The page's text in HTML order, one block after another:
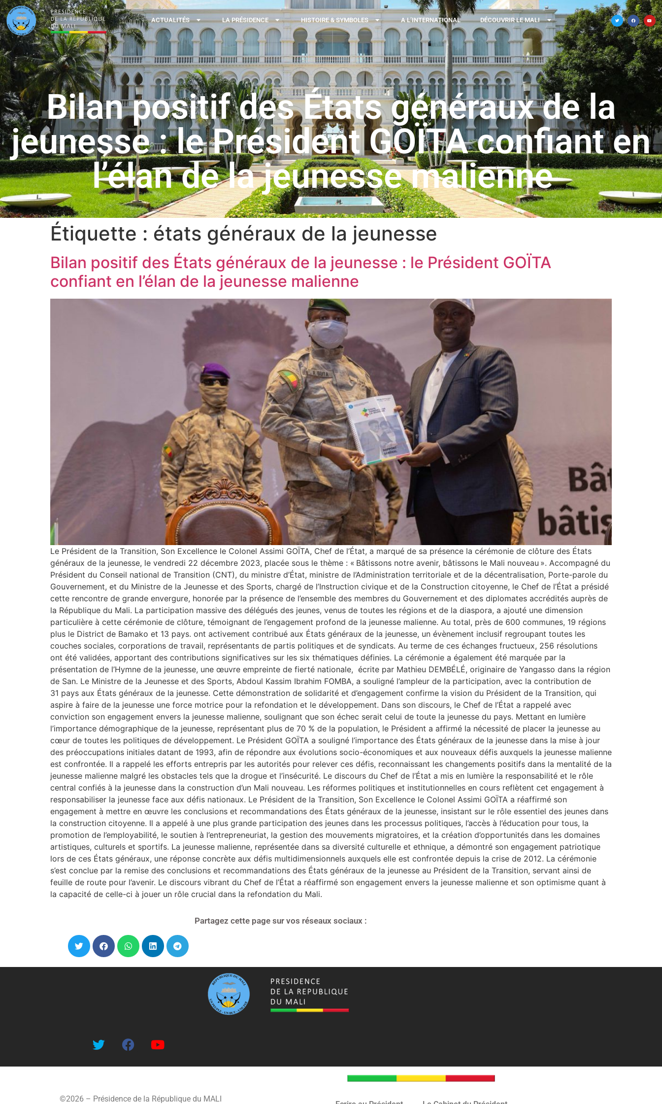
ACTUALITÉS LA PRÉSIDENCE HISTOIRE & SYMBOLES A L’INTERNATIONAL DÉCOUVRIR LE MALI
Bilan positif des États généraux de la
jeunesse : le Président GOÏTA confiant en
l’élan de la jeunesse malienne
Étiquette : états généraux de la jeunesse
Bilan positif des États généraux de la jeunesse : le Président GOÏTA
confiant en l’élan de la jeunesse malienne
Le Président de la Transition, Son Excellence le Colonel Assimi GOÏTA, Chef de l’État, a marqué de sa présence la cérémonie de clôture des États
généraux de la jeunesse, le vendredi 22 décembre 2023, placée sous le thème : « Bâtissons notre avenir, bâtissons le Mali nouveau ». Accompagné du
Président du Conseil national de Transition (CNT), du ministre d’État, ministre de l’Administration territoriale et de la décentralisation, Porte-parole du
Gouvernement, et du Ministre de la Jeunesse et des Sports, chargé de l’Instruction civique et de la Construction citoyenne, le Chef de l’État a présidé
cette rencontre de grande envergure, honorée par la présence de l’ensemble des membres du Gouvernement et des diplomates accrédités auprès de
la République du Mali. La participation massive des délégués des jeunes, venus de toutes les régions et de la diaspora, a ajouté une dimension
particulière à cette cérémonie de clôture, témoignant de l’engagement profond de la jeunesse malienne. Au total, près de 600 communes, 19 régions
plus le District de Bamako et 13 pays. ont activement contribué aux États généraux de la jeunesse, un évènement inclusif regroupant toutes les
couches sociales, corporations de travail, représentants de partis politiques et de syndicats. Au terme de ces échanges fructueux, 256 résolutions
ont été validées, apportant des contributions significatives sur les six thématiques définies. La cérémonie a également été marquée par la
présentation de l’Hymne de la jeunesse, une œuvre empreinte de fierté nationale, écrite par Mathieu DEMBÉLÉ, originaire de Yangasso dans la région
de San. Le Ministre de la Jeunesse et des Sports, Abdoul Kassim Ibrahim FOMBA, a souligné l’ampleur de la participation, avec la contribution de
31 pays aux États généraux de la jeunesse. Cette démonstration de solidarité et d’engagement confirme la vision du Président de la Transition, qui
aspire à faire de la jeunesse une force motrice pour la refondation et le développement. Dans son discours, le Chef de l’État a rappelé avec
conviction son engagement envers la jeunesse malienne, soulignant que son échec serait celui de toute la jeunesse du pays. Mettant en lumière
l’importance démographique de la jeunesse, représentant plus de 70 % de la population, le Président a affirmé la nécessité de placer la jeunesse au
cœur de toutes les politiques de développement. Le Président GOÏTA a souligné l’importance des États généraux de la jeunesse dans la mise à jour
des préoccupations initiales datant de 1993, afin de répondre aux évolutions socio-économiques et aux nouveaux défis auxquels la jeunesse malienne
est confrontée. Il a rappelé les efforts entrepris par les autorités pour relever ces défis, reconnaissant les changements positifs dans la mentalité de la
jeunesse malienne malgré les obstacles tels que la drogue et l’insécurité. Le discours du Chef de l’État a mis en lumière la responsabilité et le rôle
central confiés à la jeunesse dans la construction d’un Mali nouveau. Les réformes politiques et institutionnelles en cours reflètent cet engagement à
responsabiliser la jeunesse face aux défis nationaux. Le Président de la Transition, Son Excellence le Colonel Assimi GOÏTA a réaffirmé son
engagement à mettre en œuvre les conclusions et recommandations des États généraux de la jeunesse, insistant sur le rôle essentiel des jeunes dans
la construction citoyenne. Il a appelé à une plus grande participation des jeunes dans les processus politiques, l’accès à l’éducation pour tous, la
promotion de l’employabilité, le soutien à l’entrepreneuriat, la gestion des mouvements migratoires, et la création d’opportunités dans les domaines
artistiques, culturels et sportifs. La jeunesse malienne, représentée dans sa diversité culturelle et ethnique, a démontré son engagement patriotique
lors de ces États généraux, une réponse concrète aux défis multidimensionnels auxquels elle est confrontée depuis la crise de 2012. La cérémonie
s’est conclue par la remise des conclusions et recommandations des États généraux de la jeunesse au Président de la Transition, servant ainsi de
feuille de route pour l’avenir. Le discours vibrant du Chef de l’État a réaffirmé son engagement envers la jeunesse malienne et son optimisme quant à
la capacité de celle-ci à jouer un rôle crucial dans la refondation du Mali.
Partagez cette page sur vos réseaux sociaux :
©2026 – Présidence de la République du MALI